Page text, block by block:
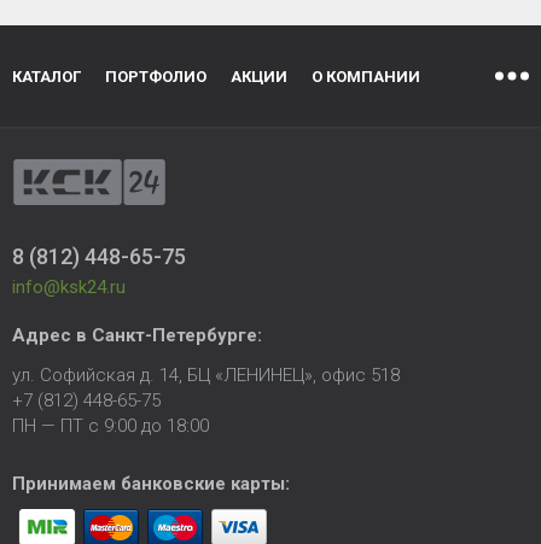
КАТАЛОГ ПОРТФОЛИО АКЦИИ О КОМПАНИИ
8 (812) 448-65-75
info@ksk24.ru
Адрес в Санкт-Петербурге:
ул. Софийская д. 14, БЦ «ЛЕНИНЕЦ», офис 518
+7 (812) 448-65-75
ПН — ПТ с 9:00 до 18:00
Принимаем банковские карты: